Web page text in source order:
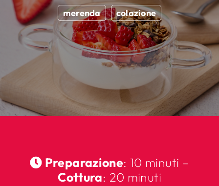
merenda colazione
Preparazione: 10 minuti –
Cottura: 20 minuti